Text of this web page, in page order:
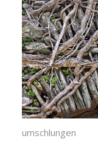
umschlungen